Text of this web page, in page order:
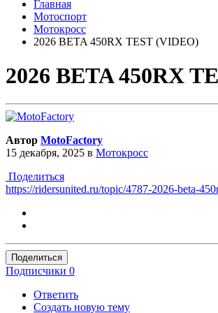
Главная
Мотоспорт
Мотокросс
2026 BETA 450RX TEST (VIDEO)
2026 BETA 450RX
Автор MotoFactory
15 декабря, 2025 в Мотокросс
Поделиться
https://ridersunited.ru/topic/4787-2026-beta-
Поделиться
Подписчики 0
Ответить
Создать новую тему